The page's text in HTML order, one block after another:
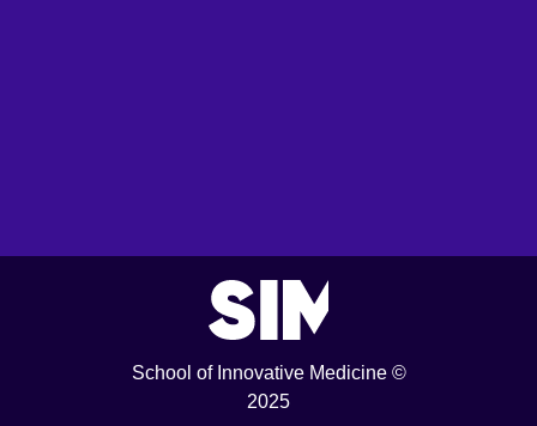
School of Innovative Medicine ©
2025